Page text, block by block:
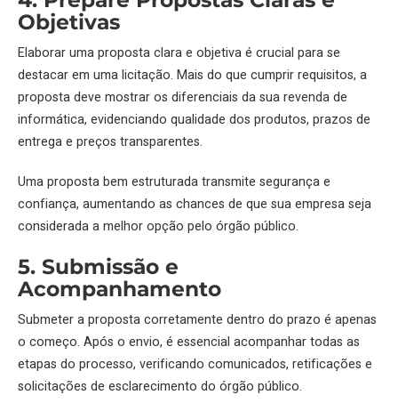
Objetivas
Elaborar uma proposta clara e objetiva é crucial para se
destacar em uma licitação. Mais do que cumprir requisitos, a
proposta deve mostrar os diferenciais da sua revenda de
informática, evidenciando qualidade dos produtos, prazos de
entrega e preços transparentes.
Uma proposta bem estruturada transmite segurança e
confiança, aumentando as chances de que sua empresa seja
considerada a melhor opção pelo órgão público.
5. Submissão e
Acompanhamento
Submeter a proposta corretamente dentro do prazo é apenas
o começo. Após o envio, é essencial acompanhar todas as
etapas do processo, verificando comunicados, retificações e
solicitações de esclarecimento do órgão público.